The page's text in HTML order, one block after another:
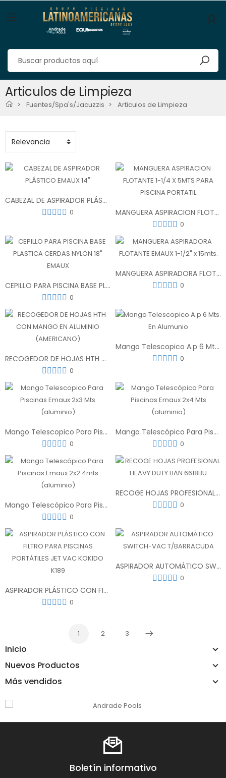
Articulos de Limpieza
Fuentes/Spa's/Jacuzzis Articulos de Limpieza
Inicio
Nuevos Productos
Más vendidos
CABEZAL DE ASPIRADOR PLÁSTICO EMAUX 14"
0 MANGUERA ASPIRACION FLOTANTE 1-1/4 X 5MTS PARA PISCINA PORTATIL
0
CEPILLO PARA PISCINA BASE PLASTICA CERDAS NYLON 18" EMAUX
0
MANGUERA ASPIRADORA FLOTANTE EMAUX 1-1/2" x 15mts.
0
RECOGEDOR DE HOJAS HTH CON MANGO EN ALUMINIO (AMERICANO)
0
Mango Telescopico A.p 6 Mts. En Alumunio
0
Mango Telescopico Para Piscinas Emaux 2x3 Mts (aluminio)
0
Mango Telescópico Para Piscinas Emaux 2x4 Mts (aluminio)
0
Mango Telescópico Para Piscinas Emaux 2x2.4mts (aluminio)
0
RECOGE HOJAS PROFESIONAL HEAVY DUTY LIAN 6618BU
0
ASPIRADOR PLÁSTICO CON FILTRO PARA PISCINAS PORTÁTILES JET VAC KOKIDO K189
0
ASPIRADOR AUTOMÁTICO SWITCH-VAC T/BARRACUDA
0
1 2 3
Próximo
Boletín informativo